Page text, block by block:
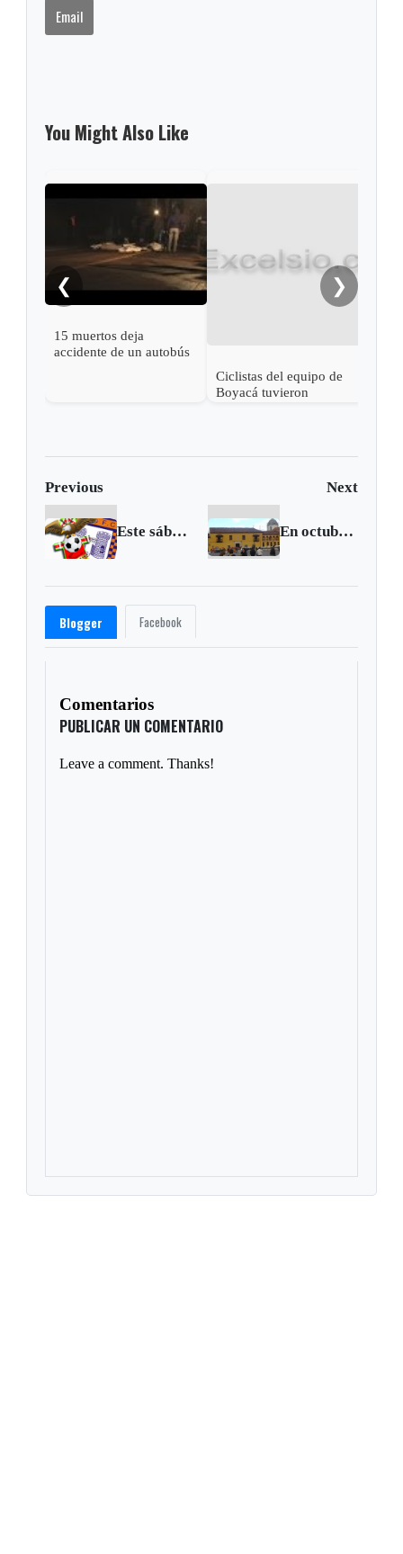
Email
You Might Also Like
❮
15 muertos deja
accidente de un autobús
Ciclistas del equipo de
Boyacá tuvieron
❯
Previous Next
Este sábado se juega el clásico boyacense En octubre se realizará encuentro de Museos boyacenses
Blogger Facebook
Comentarios
PUBLICAR UN COMENTARIO
Leave a comment. Thanks!